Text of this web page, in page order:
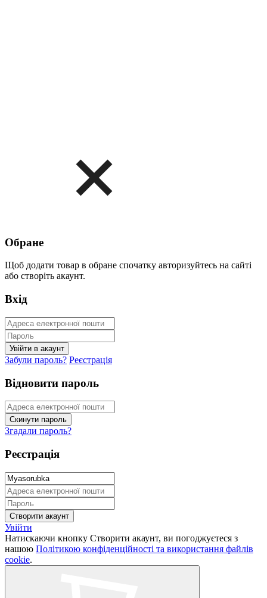
Обране
Щоб додати товар в обране спочатку авторизуйтесь на сайті
або створіть акаунт.
Вхід
Забули пароль? Реєстрація
Відновити пароль
Згадали пароль?
Реєстрація
Увійти
Натискаючи кнопку Створити акаунт, ви погоджуєтеся з
нашою Політикою конфіденційності та використання файлів
cookie.